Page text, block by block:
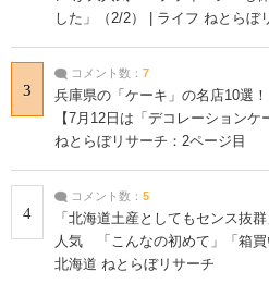
した」（2/2） | ライフ ねとらぼ
3
コメント数： 7
兵庫県の「ケーキ」の名店10選
【7月12日は「デコレーション
ねとらぼリサーチ：2ページ目
4
コメント数： 5
「北海道土産としてもセンス抜
人気 「こんなの初めて」「箱買
北海道 ねとらぼリサーチ